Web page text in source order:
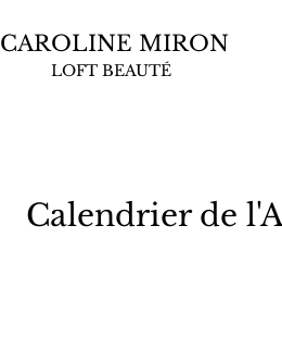
CAROLINE MIRON
LOFT BEAUTÉ
Calendrier de